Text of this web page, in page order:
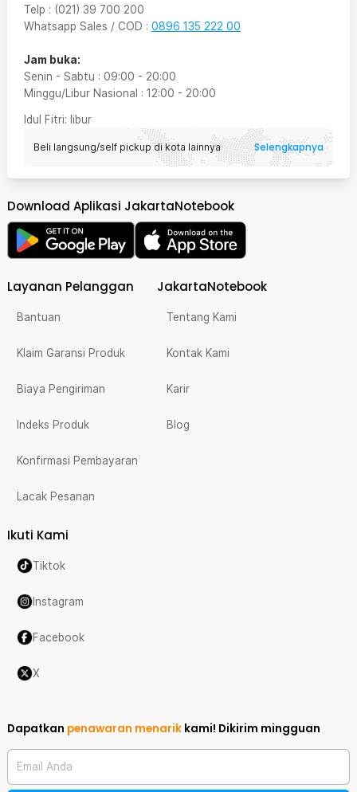
Telp : (021) 39 700 200
Whatsapp Sales / COD : 0896 135 222 00
Jam buka:
Senin - Sabtu : 09:00 - 20:00
Minggu/Libur Nasional : 12:00 - 20:00
Idul Fitri: libur
Beli langsung/self pickup di kota lainnya Selengkapnya
Download Aplikasi JakartaNotebook
Layanan Pelanggan
Bantuan
Klaim Garansi Produk
Biaya Pengiriman
Indeks Produk
Konfirmasi Pembayaran
Lacak Pesanan
JakartaNotebook
Tentang Kami
Kontak Kami
Karir
Blog
Ikuti Kami
Tiktok
Instagram
Facebook
X
Dapatkan penawaran menarik kami! Dikirim mingguan
Email Anda